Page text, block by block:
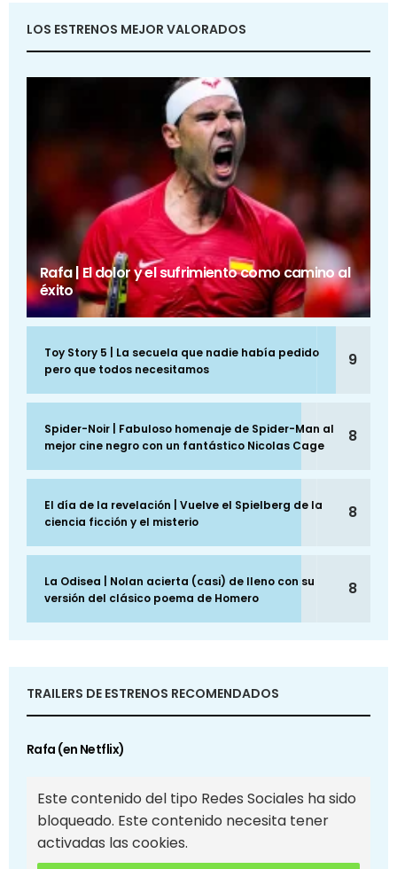
LOS ESTRENOS MEJOR VALORADOS
Rafa | El dolor y el sufrimiento como camino al
éxito
Toy Story 5 | La secuela que nadie había pedido
pero que todos necesitamos
9
Spider-Noir | Fabuloso homenaje de Spider-Man al
mejor cine negro con un fantástico Nicolas Cage
8
El día de la revelación | Vuelve el Spielberg de la
ciencia ficción y el misterio
8
La Odisea | Nolan acierta (casi) de lleno con su
versión del clásico poema de Homero
8
TRAILERS DE ESTRENOS RECOMENDADOS
Rafa (en Netflix)
Este contenido del tipo Redes Sociales ha sido
bloqueado. Este contenido necesita tener
activadas las cookies.